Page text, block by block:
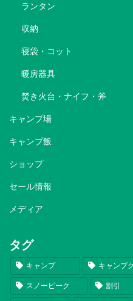
ランタン
収納
寝袋・コット
暖房器具
焚き火台・ナイフ・斧
キャンプ場
キャンプ飯
ショップ
セール情報
メディア
タグ
キャンプ キャンプ
スノーピーク 割引